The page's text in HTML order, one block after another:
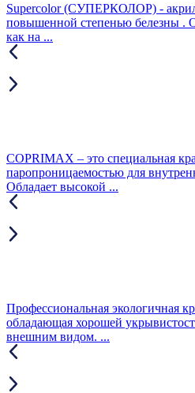
Supercolor (СУПЕРКОЛОР) -
повышенной степенью белезны .
как на ...
COPRIMAX – это специальная
паропроницаемостью для
Обладает высокой ...
Профессиональная экологичная
обладающая хорошей
внешним видом. ...